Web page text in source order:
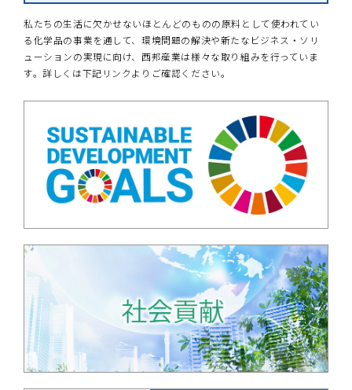
私たちの生活に欠かせないほとんどのものの原料として使われてい
る化学品の事業を通して、環境問題の解決や新たなビジネス・ソリ
ューションの実現に向け、西邦産業は様々な取り組みを行っていま
す。詳しくは下記リンクよりご確認ください。